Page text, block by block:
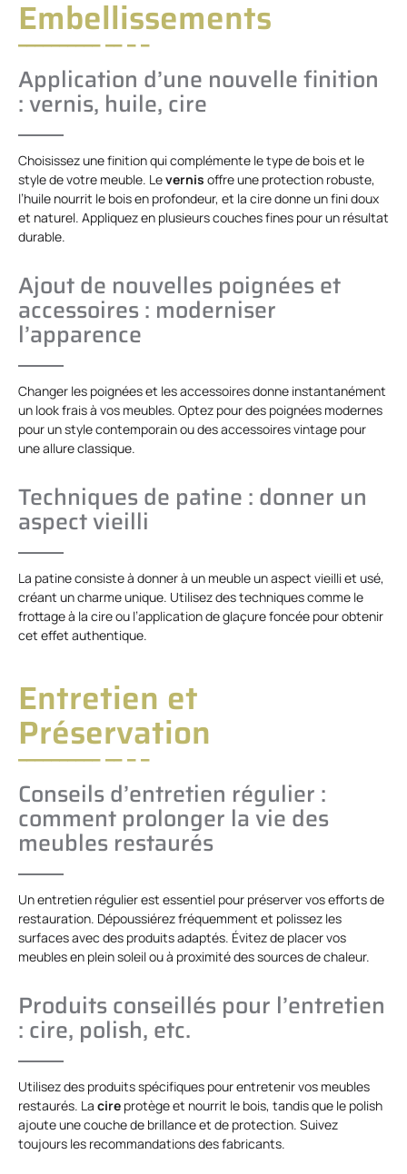
Embellissements
Application d’une nouvelle finition
: vernis, huile, cire
Choisissez une finition qui complémente le type de bois et le
style de votre meuble. Levernis offre une protection robuste,
l’huile nourrit le bois en profondeur, et la cire donne un fini doux
et naturel. Appliquez en plusieurs couches fines pour un résultat
durable.
Ajout de nouvelles poignées et
accessoires : moderniser
l’apparence
Changer les poignées et les accessoires donne instantanément
un look frais à vos meubles. Optez pour des poignées modernes
pour un style contemporain ou des accessoires vintage pour
une allure classique.
Techniques de patine : donner un
aspect vieilli
La patine consiste à donner à un meuble un aspect vieilli et usé,
créant un charme unique. Utilisez des techniques comme le
frottage à la cire ou l’application de glaçure foncée pour obtenir
cet effet authentique.
Entretien et
Préservation
Conseils d’entretien régulier :
comment prolonger la vie des
meubles restaurés
Un entretien régulier est essentiel pour préserver vos efforts de
restauration. Dépoussiérez fréquemment et polissez les
surfaces avec des produits adaptés. Évitez de placer vos
meubles en plein soleil ou à proximité des sources de chaleur.
Produits conseillés pour l’entretien
: cire, polish, etc.
Utilisez des produits spécifiques pour entretenir vos meubles
restaurés. La cire protège et nourrit le bois, tandis que le polish
ajoute une couche de brillance et de protection. Suivez
toujours les recommandations des fabricants.